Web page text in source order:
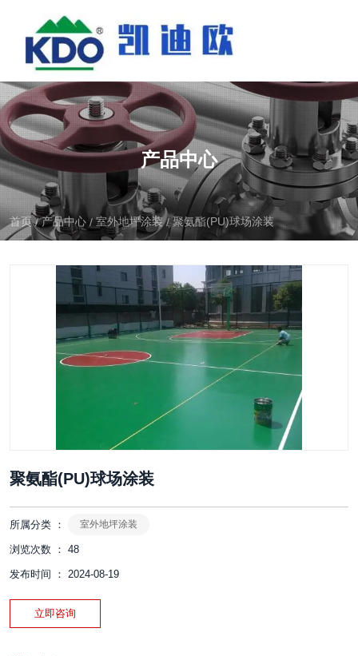
产品中心
首页/产品中心 /室外地坪涂装 /聚氨酯(PU)球场涂装
聚氨酯(PU)球场涂装
所属分类 ： 室外地坪涂装
浏览次数 ： 48
发布时间 ： 2024-08-19
立即咨询